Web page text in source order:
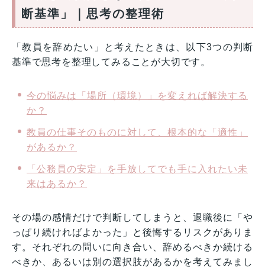
断基準」｜思考の整理術
「教員を辞めたい」と考えたときは、以下3つの判断
基準で思考を整理してみることが大切です。
今の悩みは「場所（環境）」を変えれば解決する
か？
教員の仕事そのものに対して、根本的な「適性」
があるか？
「公務員の安定」を手放してでも手に入れたい未
来はあるか？
その場の感情だけで判断してしまうと、退職後に「や
っぱり続ければよかった」と後悔するリスクがありま
す。それぞれの問いに向き合い、辞めるべきか続ける
べきか、あるいは別の選択肢があるかを考えてみまし